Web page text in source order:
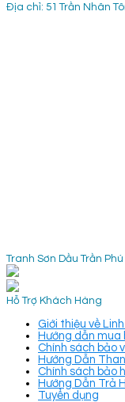
Địa chỉ: 51 Trần Nhân
Tranh Sơn Dầu Trần
Hỗ Trợ Khách Hàng
Giới thiệu về
Hướng dẫn mua
Chính sách bảo
Hướng Dẫn
Chính sách bảo
Hướng Dẫn Trả
Tuyển dụng